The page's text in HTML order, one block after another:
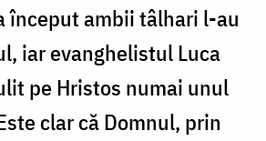
început ambii tâlhari l-au
iar evanghelistul Luca
pe Hristos numai unul
clar că Domnul, prin